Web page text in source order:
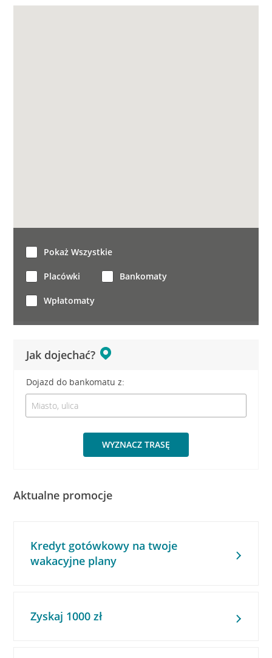
Jak dojechać?
Dojazd do bankomatu z:
WYZNACZ TRASĘ
Pokaż Wszystkie
Placówki Bankomaty
Wpłatomaty
Aktualne promocje
Kredyt gotówkowy na twoje
wakacyjne plany
Zyskaj 1000 zł